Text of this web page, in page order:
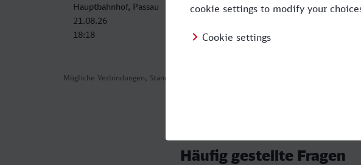
Mögliche Verbindungen, Stand: 2026-08-07 06:09
Hauptbahnhof, Passau
21.08.26
18:18
Hauptbahnhof Osteingang, Recklinghausen
08:18
Häufig gestellte Fragen